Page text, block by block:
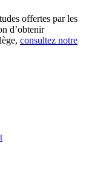
offertes par les
d’obtenir
consultez notre